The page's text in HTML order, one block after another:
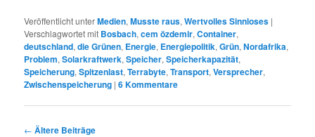
Veröffentlicht unterMedien,Musste raus,Wertvolles Sinnloses |
Verschlagwortet mit Bosbach,cem özdemir,Container,
deutschland,die Grünen, Energie, Energiepolitik,Grün,Nordafrika,
Problem,Solarkraftwerk,Speicher,Speicherkapazität,
Speicherung,Spitzenlast,Terrabyte,Transport,Versprecher,
Zwischenspeicherung |6Kommentare
Beitrags-
← Ältere Beiträge